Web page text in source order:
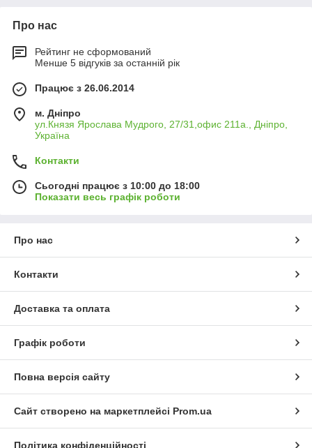
Про нас
Рейтинг не сформований
Менше 5 відгуків за останній рік
Працює з 26.06.2014
м. Дніпро
ул.Князя Ярослава Мудрого, 27/31,офис 211а., Дніпро,
Україна
Контакти
Сьогодні працює з 10:00 до 18:00
Показати весь графік роботи
Про нас
Контакти
Доставка та оплата
Графік роботи
Повна версія сайту
Сайт створено на маркетплейсі Prom.ua
Політика конфіденційності